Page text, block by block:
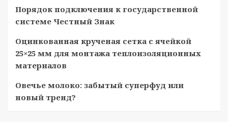
Порядок подключения к государственной
системе Честный Знак
Оцинкованная крученая сетка с ячейкой
25×25 мм для монтажа теплоизоляционных
материалов
Овечье молоко: забытый суперфуд или
новый тренд?